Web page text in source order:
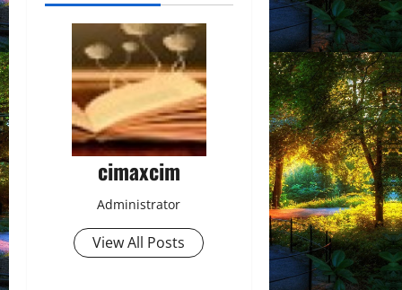
cimaxcim
Administrator
View All Posts